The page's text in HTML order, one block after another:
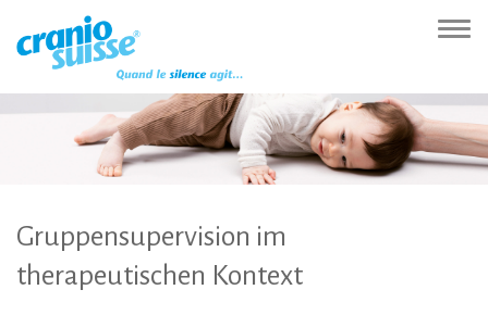
(Accesskey
Hauptnavigation
(Accesskey
Inhalt
(Accesskey
Sprachumschaltung
(Accesskey
Gruppensupervision im
therapeutischen Kontext